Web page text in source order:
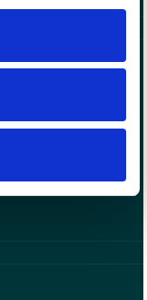
uit een
te worden in
word